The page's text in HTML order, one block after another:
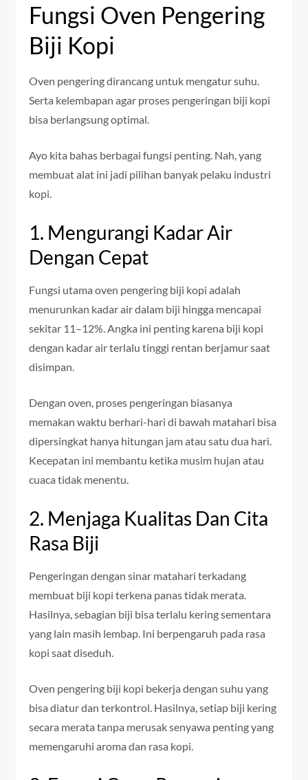
Fungsi Oven Pengering
Biji Kopi
Oven pengering dirancang untuk mengatur suhu.
Serta kelembapan agar proses pengeringan biji kopi
bisa berlangsung optimal.
Ayo kita bahas berbagai fungsi penting. Nah, yang
membuat alat ini jadi pilihan banyak pelaku industri
kopi.
1. Mengurangi Kadar Air
Dengan Cepat
Fungsi utama oven pengering biji kopi adalah
menurunkan kadar air dalam biji hingga mencapai
sekitar 11–12%. Angka ini penting karena biji kopi
dengan kadar air terlalu tinggi rentan berjamur saat
disimpan.
Dengan oven, proses pengeringan biasanya
memakan waktu berhari-hari di bawah matahari bisa
dipersingkat hanya hitungan jam atau satu dua hari.
Kecepatan ini membantu ketika musim hujan atau
cuaca tidak menentu.
2. Menjaga Kualitas Dan Cita
Rasa Biji
Pengeringan dengan sinar matahari terkadang
membuat biji kopi terkena panas tidak merata.
Hasilnya, sebagian biji bisa terlalu kering sementara
yang lain masih lembap. Ini berpengaruh pada rasa
kopi saat diseduh.
Oven pengering biji kopi bekerja dengan suhu yang
bisa diatur dan terkontrol. Hasilnya, setiap biji kering
secara merata tanpa merusak senyawa penting yang
memengaruhi aroma dan rasa kopi.